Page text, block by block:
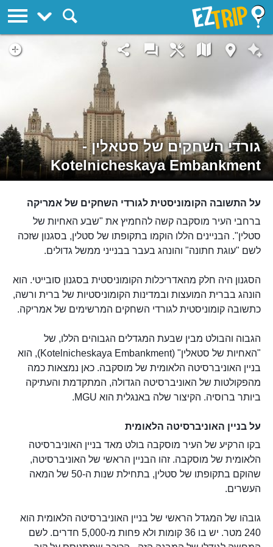
גורדי השחקים של סטאלין -
Kotelnicheskaya Embankment
על התשובה הקומוניסטית לגורדי השחקים של אמריקה
ברחבי העיר מוסקבה קשה להחמיץ את "שבע האחיות של
סטלין". הבניינים הללו הוקמו בתקופתו של סטלין, בסגנון שזכה
לשם "עוגת חתונה" והונהג בעבר בבנייני ממשל גדולים.
הסגנון היה חלק מהאדריכלות הקומוניסטית בסגנון סובייטי. הוא
הונהג בברית המועצות ובמדינות הקומוניסטיות של ברית ורשה,
כתשובה קומוניסטית לגורדי השחקים המרשימים של אמריקה.
הגבוה והבולט מבין שבעת המגדלים הגבוהים הללו, של
"האחיות של סטאלין" (Kotelnicheskaya Embankment), הוא
בניין האוניברסיטה הלאומית של מוסקבה. כאן נמצאות כמה
מהפקולטות של האוניברסיטה הגדולה, המתקדמת והעתיקה
ביותר ברוסיה. הקיצור שלה באנגלית הוא MGU.
על בניין האוניברסיטה הלאומית
בקו הרקיע של העיר מוסקבה בולט מאד בניין האוניברסיטה
הלאומית של מוסקבה. זהו הבניין הראשי של האוניברסיטה,
שהוקם בתקופתו של סטלין, בתחילת שנות ה-50 של המאה
העשרים.
גובהו של המגדל הראשי של בניין האוניברסיטה הלאומית הוא
240 מטר. יש בו 36 קומות ולא פחות מ-5,000 חדרים. לשם
EZTrip